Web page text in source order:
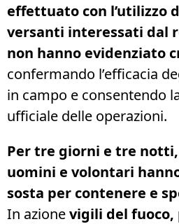
effettuato con l’utilizzo
versanti interessati dal
non hanno evidenziato
confermando l’efficacia
in campo e consentendo
ufficiale delle operazioni.
Per tre giorni e tre
uomini e volontari
sosta per contenere e
In azionevigili del fuoco,